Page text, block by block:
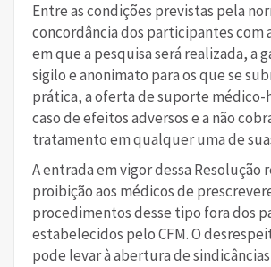
Entre as condições previstas pela
concordância dos participantes com
em que a pesquisa será realizada, a
sigilo e anonimato para os que se
prática, a oferta de suporte médico-
caso de efeitos adversos e a não
tratamento em qualquer uma de
A entrada em vigor dessa Resolução
proibição aos médicos de
procedimentos desse tipo fora dos
estabelecidos pelo CFM. O
pode levar à abertura de